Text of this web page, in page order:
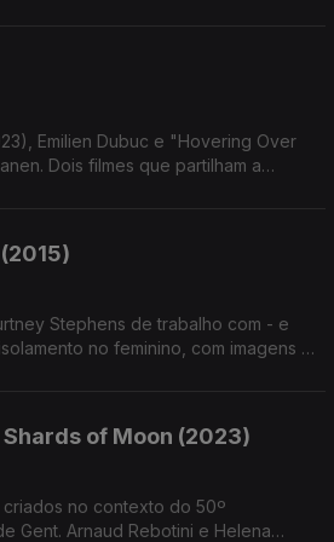
Emilien Dubuc e "Hovering Over
Dois filmes que partilham a
Stephens de trabalho com - e
no feminino, com imagens e
of Moon (2023)
criados no contexto do 50º
Gent. Arnaud Rebotini e Helena